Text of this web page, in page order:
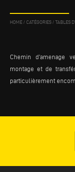
HOME / CATÉGORIES / TABLES
Chemin d’amenage
montage et de
particulièrement